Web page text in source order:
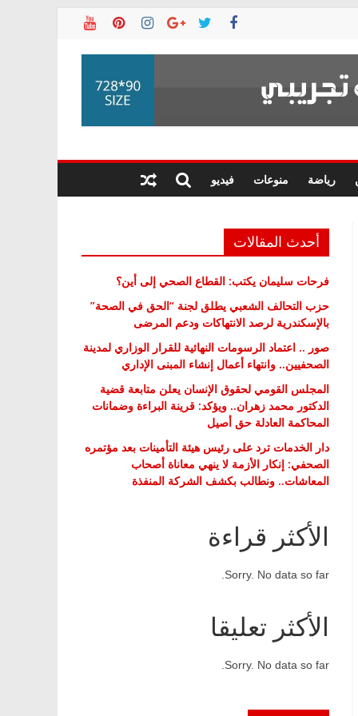
رياضة منوعات فيديو
أحدث المقالات
فرحات سليمان يكتب: القطاع الصحي إلى أين؟
حزب التحالف الشعبي يطلق لجنة “الحق في الصحة”
بالإسكندرية لرصد الانتهاكات ودعم المرضى
صور .. اعتماد الرسومات النهائية للقرار الوزاري لمدينة
الصحفيين.. وانتهاء أعمال إنشاء المبنى الإداري
المجلس القومي لحقوق الإنسان يعلن متابعة قضية
الدكتور محمد زهران.. ويؤكد: قرينة البراءة وضمانات
المحاكمة العادلة حق أصيل
دار الخدمات ترد على رئيس هيئة التأمينات بعد مؤتمره
الصحفي: إنكار الأزمة لا ينهي معاناة أصحاب
المعاشات.. ونطالب بكشف الشركة المنفذة
الأكثر قراءة
Sorry. No data so far.
الأكثر تعليقا
Sorry. No data so far.